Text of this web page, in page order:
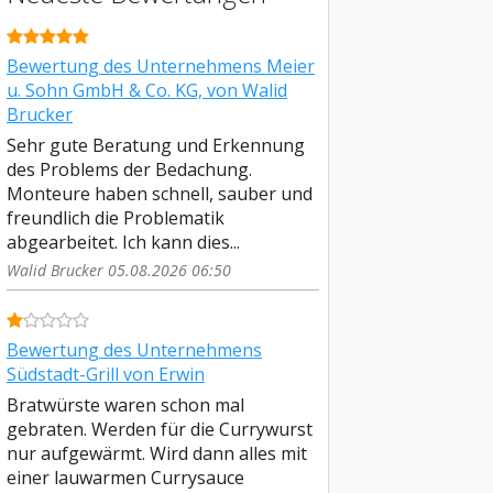
Bewertung des Unternehmens Meier
u. Sohn GmbH & Co. KG, von Walid
Brucker
Sehr gute Beratung und Erkennung
des Problems der Bedachung.
Monteure haben schnell, sauber und
freundlich die Problematik
abgearbeitet. Ich kann dies...
Walid Brucker 05.08.2026 06:50
Bewertung des Unternehmens
Südstadt-Grill von Erwin
Bratwürste waren schon mal
gebraten. Werden für die Currywurst
nur aufgewärmt. Wird dann alles mit
einer lauwarmen Currysauce